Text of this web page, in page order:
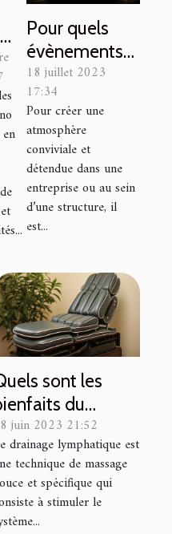
Pour quels
évènements
professionnels
organiser un
apéritif
dînatoire ?
18 juillet 2023
17:34
Pour créer une
atmosphère
conviviale et
détendue dans une
entreprise ou au sein
d’une structure, il
est...
sont les
du
?
juin 2023 21:52
drainage lymphatique est
technique de massage
et spécifique qui
à stimuler le